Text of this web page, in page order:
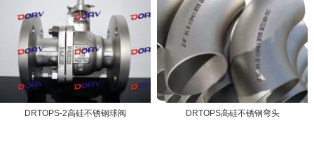
DRTOPS-2高硅不锈钢球阀 DRTOPS高硅不锈钢弯头